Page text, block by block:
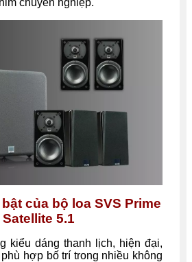
chuyên nghiệp.
của bộ loa SVS Prime
Satellite 5.1
kiểu dáng thanh lịch, hiện đại,
hợp bố trí trong nhiều không